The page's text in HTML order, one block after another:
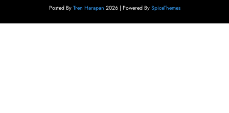
Posted By Tren Harapan 2026 | Powered By SpiceThemes